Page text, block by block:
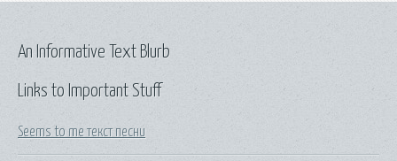
Links to Important Stuff
Seems to me текст песни
An Informative Text Blurb